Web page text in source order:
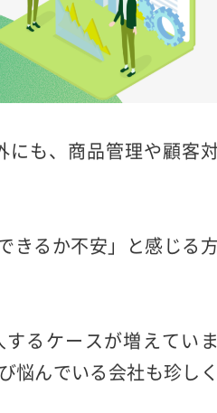
にも、商品管理や顧客対
きるか不安」と感じる方